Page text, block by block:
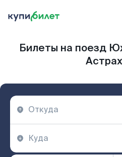
Билеты на поезд